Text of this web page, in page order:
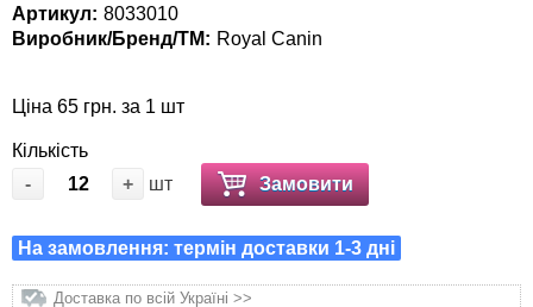
Артикул: 8033010
Виробник/Бренд/ТМ: Royal Canin
Ціна 65 грн. за 1 шт
Кількість
-
+ шт Замовити
На замовлення: термін доставки 1-3 дні
Доставка по всій Україні >>
Одяг та взуття
Перенесення, сумки, клітини
Післяопераційні засоби та витратні
Подарункові сертифікати